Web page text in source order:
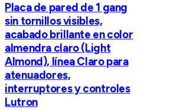
Placa de pared de 1 gang
sin tornillos visibles,
acabado brillante en color
almendra claro (Light
Almond), línea Claro para
atenuadores,
interruptores y controles
Lutron